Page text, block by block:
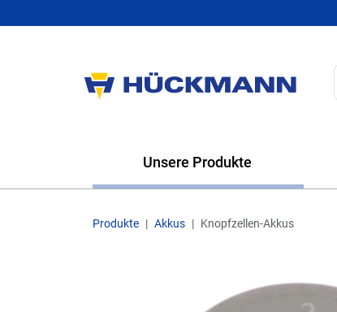
Unsere Produkte
Produkte Akkus Knopfzellen-Akkus